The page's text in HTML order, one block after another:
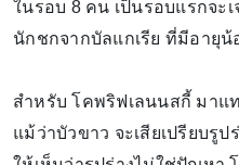
ในรอบ 8 คน เป็นรอบแรกจะ
นักชกจากบัลแกเรีย ที่มีอายุน้
สำหรับ โคพริฟเลนนสกี้ มา
แม้ว่าบัวขาว จะเสียเปรียบรู